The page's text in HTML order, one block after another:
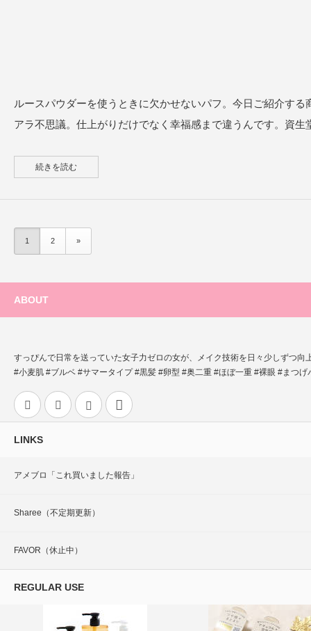
ルースパウダーを使うときに欠かせないパフ。今日ご紹介す
アラ不思議。仕上がりだけでなく幸福感まで違うんです。資
続きを読む
1 2 »
ABOUT
すっぴんで日常を送っていた女子力ゼロの女が、メイク技術を日々少しずつ
#小麦肌 #ブルベ #サマータイプ #黒髪 #卵型 #奥二重 #ほぼ一重 #裸眼 #まつげ
Twitter Facebook Instagram
LINKS
アメブロ「これ買いました報告」
Sharee（不定期更新）
FAVOR（休止中）
REGULAR USE